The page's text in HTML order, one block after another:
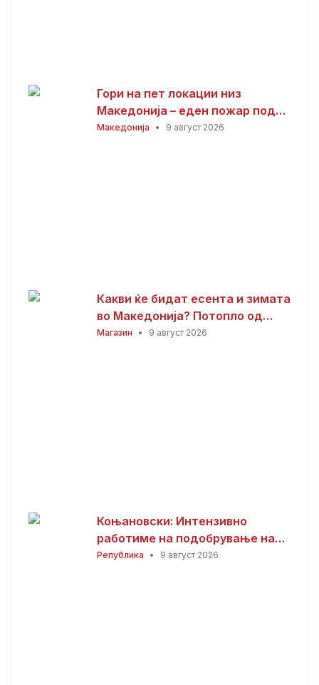
Гори на пет локации низ
Македонија – еден пожар под
контрола, три изгаснати
Македонија • 9 август 2026
Какви ќе бидат есента и зимата
во Македонија? Потопло од
просекот, но со можни
Магазин • 9 август 2026
Коњановски: Интензивно
работиме на подобрување на
инфраструктурата во Битола
Република • 9 август 2026